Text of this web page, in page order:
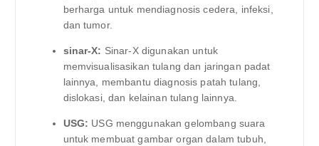
berharga untuk mendiagnosis cedera, infeksi,
dan tumor.
sinar-X: Sinar-X digunakan untuk
memvisualisasikan tulang dan jaringan padat
lainnya, membantu diagnosis patah tulang,
dislokasi, dan kelainan tulang lainnya.
USG: USG menggunakan gelombang suara
untuk membuat gambar organ dalam tubuh,